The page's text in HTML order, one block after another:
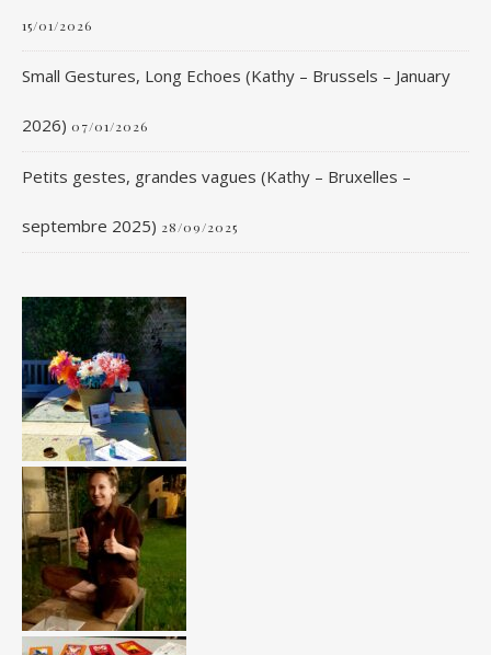
15/01/2026
Small Gestures, Long Echoes (Kathy – Brussels – January
2026) 07/01/2026
Petits gestes, grandes vagues (Kathy – Bruxelles –
septembre 2025) 28/09/2025